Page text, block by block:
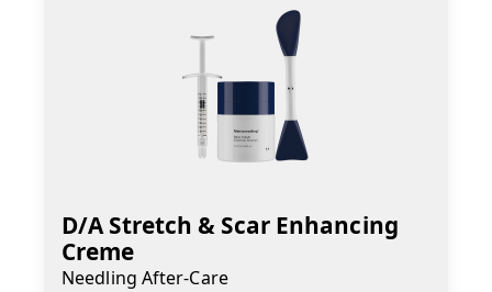
D/A Stretch & Scar Enhancing
Creme
Needling After-Care